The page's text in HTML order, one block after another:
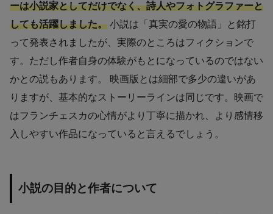
ーは小説家としてだけでなく、詩人やフォトグラファーと
しても活躍しました。 小説は「真実の愛の物語」と銘打
って発表されましたが、実際のところはフィクションで
す。ただし作者自身の体験がもとになっているのではない
かとの説もあります。 映画版とは細部で多少の違いがあ
りますが、基本的なストーリーラインは同じです。映画で
はフランチェスカの心情がより丁寧に描かれ、より感情移
入しやすい作品になっていると言えるでしょう。
小説の目的と作者について